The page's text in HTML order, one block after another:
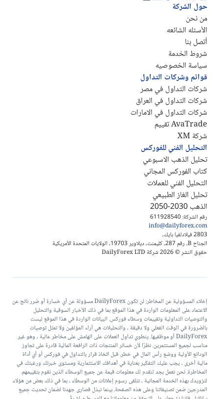
رقم الشركة: 611928540
info@dailyforex.com
2803 فيلادلفيا بايك،
الجناح B، رقم 287، كليمنت، ديلاوير 19703، الولايات المتحدة الأمريكية
حقوق النشر © 2026 شركة DailyForex LTD
حول الشركة
من نحن
الأسئله الشائعه
أتصل بنا
شروط الخدمة
سياسة الخصوصيه
قوائم وشركات التداول
شركات التداول في مصر
شركات التداول في العراق
شركات التداول في الامارات
AvaTrade تقييم
شركة XM
التحليل الفني للفوركس
تحليل الذهب الاسبوعي
كتاب الفوركس المجاني
التحليل الفني للعملات
تحليل الغاز الطبيعي
الذهب 2030-2050
إخلاء المسؤولية عن المخاطر: لن تكون DailyForex مسؤولة عن أي خسارة أو ضرر ناتج عن
الاعتماد على المعلومات الواردة في هذا الموقع بما في ذلك الأخبار السوقية والتحليل
والتوصيات التداولية وتقييمات وسطاء فوركس. البيانات الواردة في هذا الموقع ليست
بالضرورة في الوقت الفعلي ولا دقيقة ، والتحليلات هي آراء المؤلفين ولا تمثل توصيات
DailyForex أو موظفيها. ينطوي تداول العملات على الهامش على مخاطر عالية ، وهو غير
مناسب لجميع المستثمرين. نظرًا لأن خسائر المنتجات ذات الرافعة المالية قادرة على تجاوز
الودائع الأولية ووضع رأس المال في خطر. قبل اتخاذ قرار بالتداول في فوركس أو أي أداة
مالية أخرى ، يجب عليك التفكير بعناية في أهدافك الاستثمارية ومستوى خبرتك ورغبتك في
المخاطرة. نحن نعمل بجد لنقدم لك معلومات قيمة عن جميع الوسطاء الذين نقوم بتقييمهم.
لتزويدك بهذه الخدمة المجانية ، نتلقى رسوم إعلانات من الوسطاء ، بما في ذلك بعض من هؤلاء
المدرجين ضمن تصنيفاتنا وعلى هذه الصفحة. بينما نبذل قصارى جهدنا لضمان تحديث جميع